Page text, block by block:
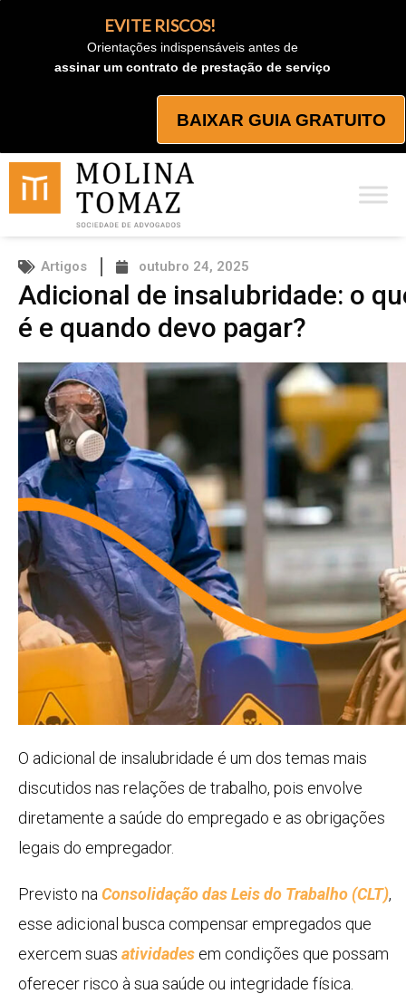
EVITE RISCOS!
Orientações indispensáveis antes de
assinar um contrato de prestação de serviço
BAIXAR GUIA GRATUITO
Artigos outubro 24, 2025
Adicional de insalubridade: o
é e quando devo pagar?
O adicional de insalubridade é um dos temas mais
discutidos nas relações de trabalho, pois envolve
diretamente a saúde do empregado e as obrigações
legais do empregador.
Previsto na Consolidação das Leis do Trabalho (CLT),
esse adicional busca compensar empregados que
exercem suas atividades em condições que possam
oferecer risco à sua saúde ou integridade física.